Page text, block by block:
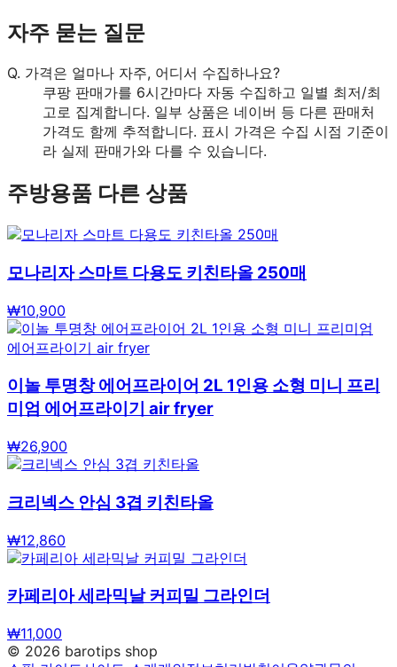
자주 묻는 질문
Q. 가격은 얼마나 자주, 어디서 수집하나요?
쿠팡 판매가를 6시간마다 자동 수집하고 일별 최저/최
고로 집계합니다. 일부 상품은 네이버 등 다른 판매처
가격도 함께 추적합니다. 표시 가격은 수집 시점 기준이
라 실제 판매가와 다를 수 있습니다.
주방용품 다른 상품
모나리자 스마트 다용도 키친타올 250매
₩10,900
이놀 투명창 에어프라이어 2L 1인용 소형 미니 프리
미엄 에어프라이기 air fryer
₩26,900
크리넥스 안심 3겹 키친타올
₩12,860
카페리아 세라믹날 커피밀 그라인더
₩11,000
© 2026 barotips shop